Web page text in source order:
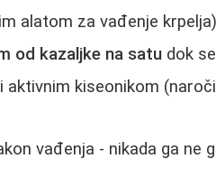
alatom za vađenje
od kazaljke na satu dok
kiseonikom
vađenja - nikada ga ne